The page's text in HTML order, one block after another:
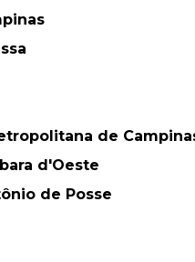
de
d'Oeste
de Posse